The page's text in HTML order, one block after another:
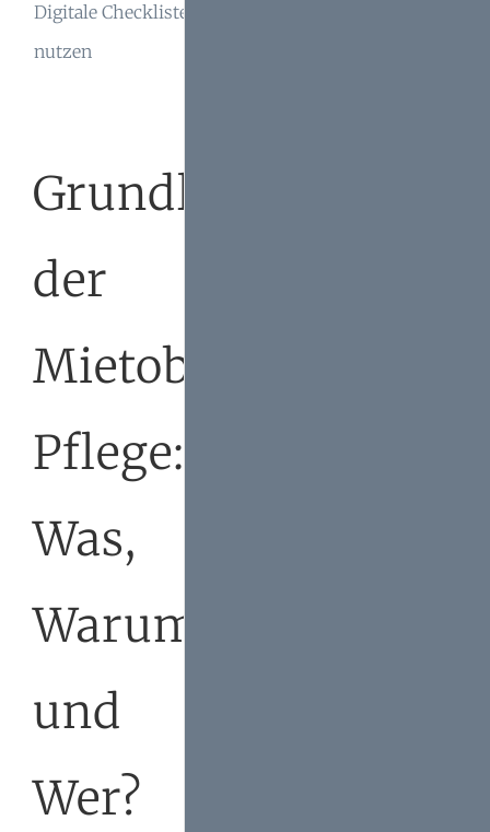
Digitale Checklisten
nutzen
Grundlagen
der
Mietobjekt-
Pflege:
Was,
Warum
und
Wer?